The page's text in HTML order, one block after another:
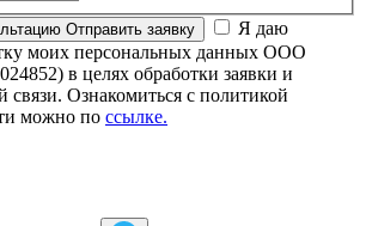
Отправить заявку
Я даю
моих персональных данных ООО
в целях обработки заявки и
связи. Ознакомиться с политикой
можно по ссылке.